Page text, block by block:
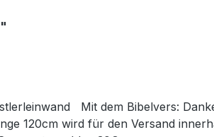
... Ps. 106,1 Beim Versand von Bildern ab dem Format Breite 60
120cm wird für den Versand